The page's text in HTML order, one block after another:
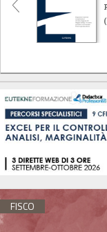
FISCO